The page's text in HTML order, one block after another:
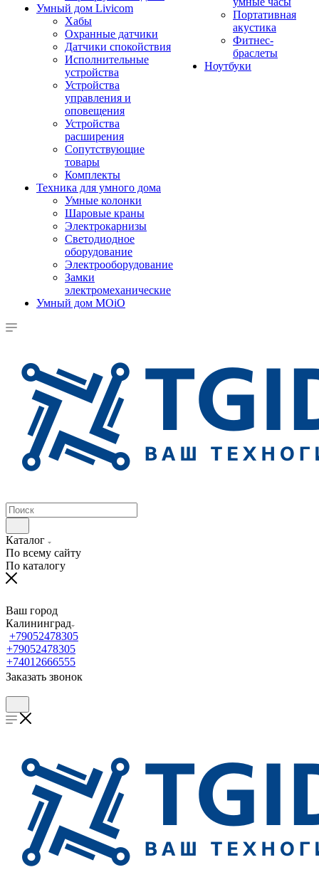
Умный дом Livicom
Хабы
Охранные датчики
Датчики спокойствия
Исполнительные
устройства
Устройства
управления и
оповещения
Устройства
расширения
Сопутствующие
товары
Комплекты
Техника для умного дома
Умные колонки
Шаровые краны
Электрокарнизы
Светодиодное
оборудование
Электрооборудование
Замки
электромеханические
Умный дом MOiO
Портативная
акустика
Фитнес-
браслеты
Ноутбуки
Каталог
По всему сайту
По каталогу
Ваш город
Калининград
+79052478305
+79052478305
+74012666555
Заказать звонок